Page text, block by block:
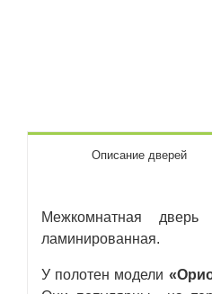
Описание дверей
Межкомнатная
ламинированная.
У полотен модели